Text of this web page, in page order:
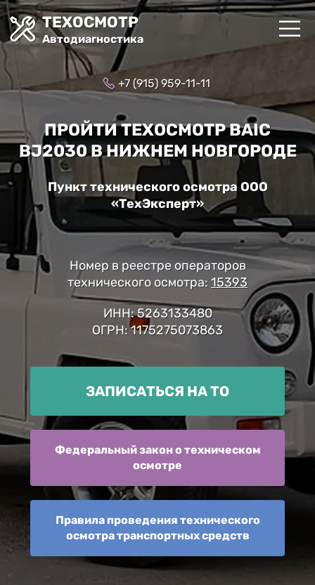
ТЕХОСМОТР
Автодиагностика
+7 (915) 959-11-11
ПРОЙТИ ТЕХОСМОТР BAIC
BJ2030 В НИЖНЕМ НОВГОРОДЕ
Пункт технического осмотра ООО
«ТехЭксперт»
Номер в реестре операторов
технического осмотра: 15393
ИНН: 5263133480
ОГРН: 1175275073863
ЗАПИСАТЬСЯ НА ТО
Федеральный закон о техническом
осмотре
Правила проведения технического
осмотра транспортных средств